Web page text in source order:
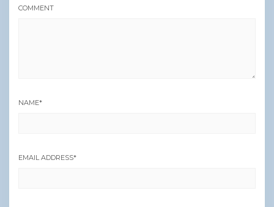
COMMENT
NAME*
EMAIL ADDRESS*